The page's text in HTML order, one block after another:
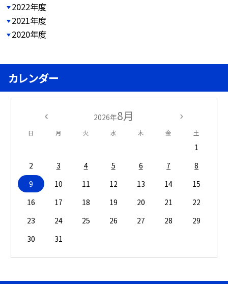
2022年度
2021年度
2020年度
カレンダー
2026年8月
日 月 火 水 木 金 土
1
2
3 4 5 6 7
8
9
10 11 12 13 14
15
16
17 18 19 20 21
22
23
24 25 26 27 28
29
30
31